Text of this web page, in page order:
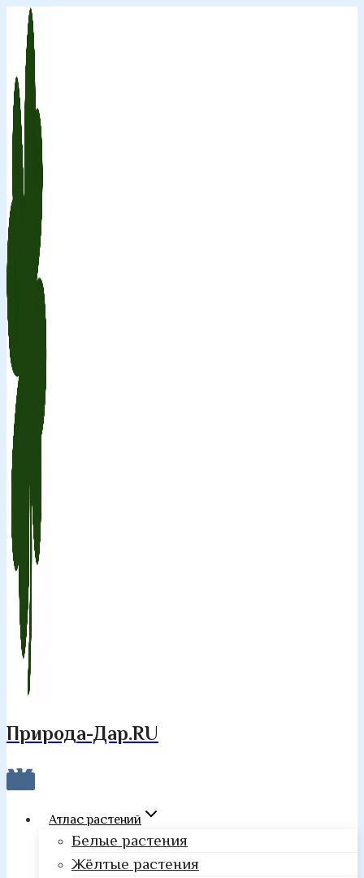
Перейти
содержимому
Природа-Дар.RU
Атлас растений
Белые растения
Жёлтые растения